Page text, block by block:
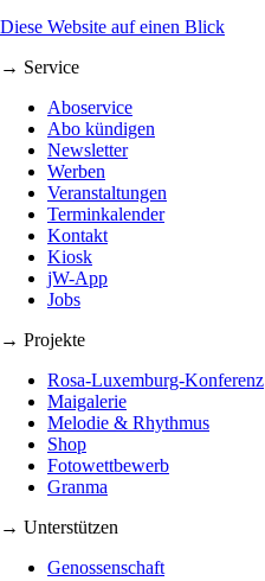
Diese Website auf einen Blick
→ Service
Aboservice
Abo kündigen
Newsletter
Werben
Veranstaltungen
Terminkalender
Kontakt
Kiosk
jW-App
Jobs
→ Projekte
Rosa-Luxemburg-Konferenz
Maigalerie
Melodie & Rhythmus
Shop
Fotowettbewerb
Granma
→ Unterstützen
Genossenschaft